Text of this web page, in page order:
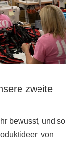
zweite
bewusst, und so
von